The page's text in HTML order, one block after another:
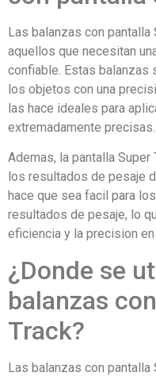
Las balanzas con
aquellos que necesitan
confiable. Estas balanzas
los objetos con una
las hace ideales para
extremadamente precisas.
Ademas, la pantalla
los resultados de pesaje
hace que sea facil para
resultados de pesaje, lo
eficiencia y la precision en
¿Donde se
balanzas
Track?
Las balanzas con pantalla